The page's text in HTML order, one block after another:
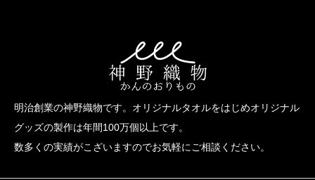
明治創業の神野織物です。オリジナルタオルをはじめオリジナル
グッズの製作は年間100万個以上です。
数多くの実績がこざいますのでお気軽にご相談ください。